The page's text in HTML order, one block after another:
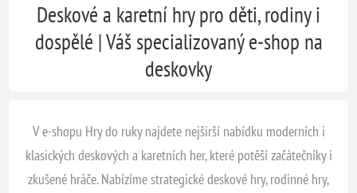
Deskové a karetní hry pro děti, rodiny i
dospělé | Váš specializovaný e-shop na
deskovky
V e-shopu Hry do ruky najdete nejširší nabídku moderních i
klasických deskových a karetních her, které potěší začátečníky i
zkušené hráče. Nabízíme strategické deskové hry, rodinné hry,